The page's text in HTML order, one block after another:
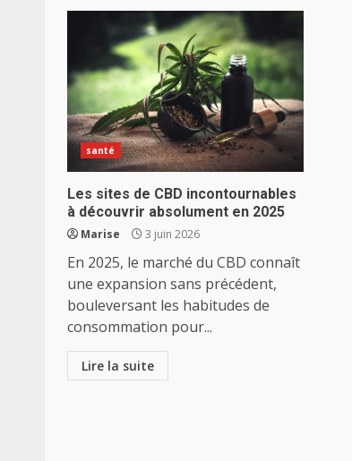
santé
Les sites de CBD incontournables
à découvrir absolument en 2025
Marise 3 juin 2026
En 2025, le marché du CBD connaît
une expansion sans précédent,
bouleversant les habitudes de
consommation pour...
Lire la suite